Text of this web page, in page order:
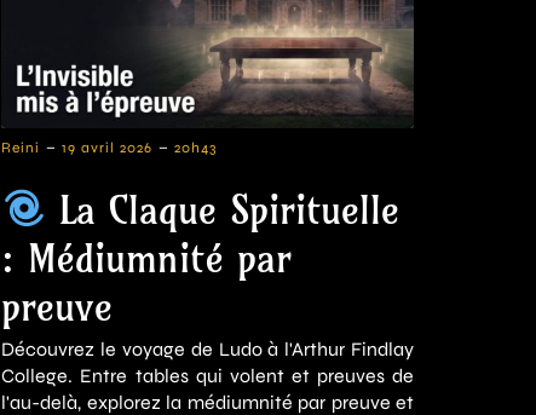
Reini - 19 avril 2026 - 20h43
La Claque Spirituelle
: Médiumnité par
preuve
Découvrez le voyage de Ludo à l'Arthur Findlay
College. Entre tables qui volent et preuves de
l'au-delà, explorez la médiumnité par preuve et